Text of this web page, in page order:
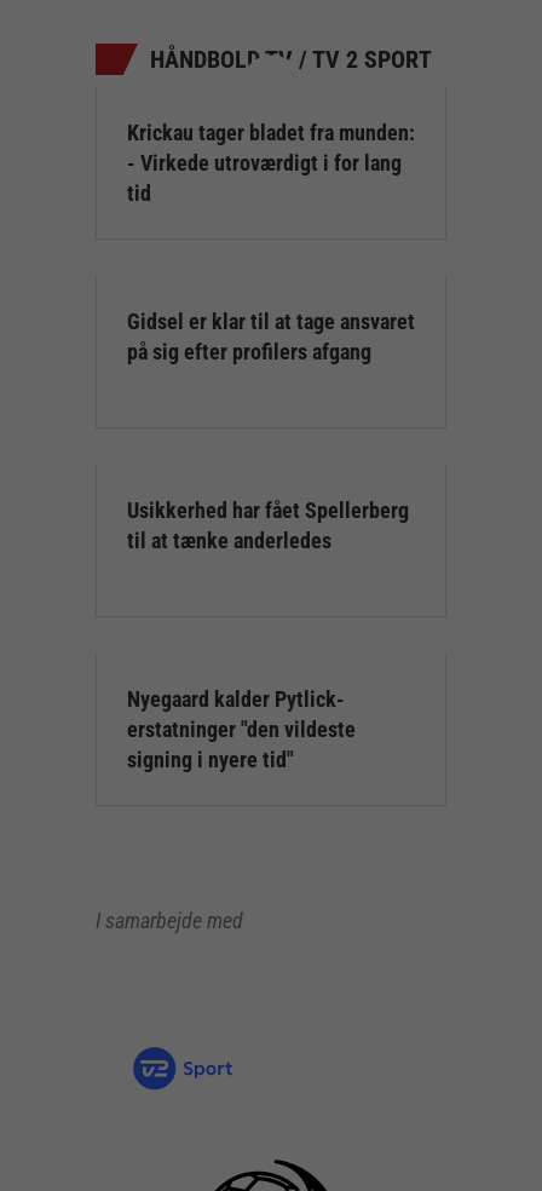
HÅNDBOLD TV / TV 2 SPORT
Krickau tager bladet fra munden:
- Virkede utroværdigt i for lang
tid
Gidsel er klar til at tage ansvaret
på sig efter profilers afgang
Usikkerhed har fået Spellerberg
til at tænke anderledes
Nyegaard kalder Pytlick-
erstatninger "den vildeste
signing i nyere tid"
I samarbejde med